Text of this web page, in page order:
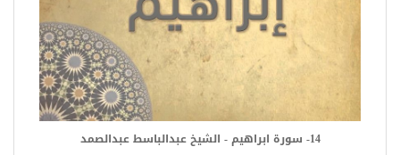
14- سورة ابراهيم - الشيخ عبدالباسط عبدالصمد